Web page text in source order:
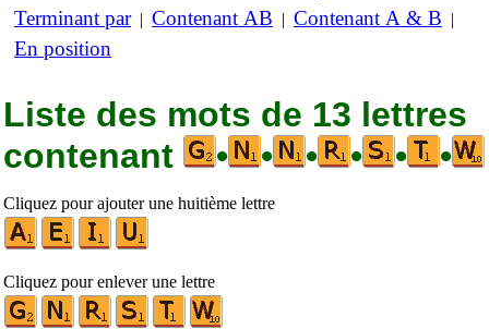
Terminant par| Contenant AB | Contenant A & B |
En position
Liste des mots de 13 lettres
contenant
• • • • • •
Cliquez pour ajouter une huitième lettre
Cliquez pour enlever une lettre